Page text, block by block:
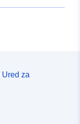
Ured za